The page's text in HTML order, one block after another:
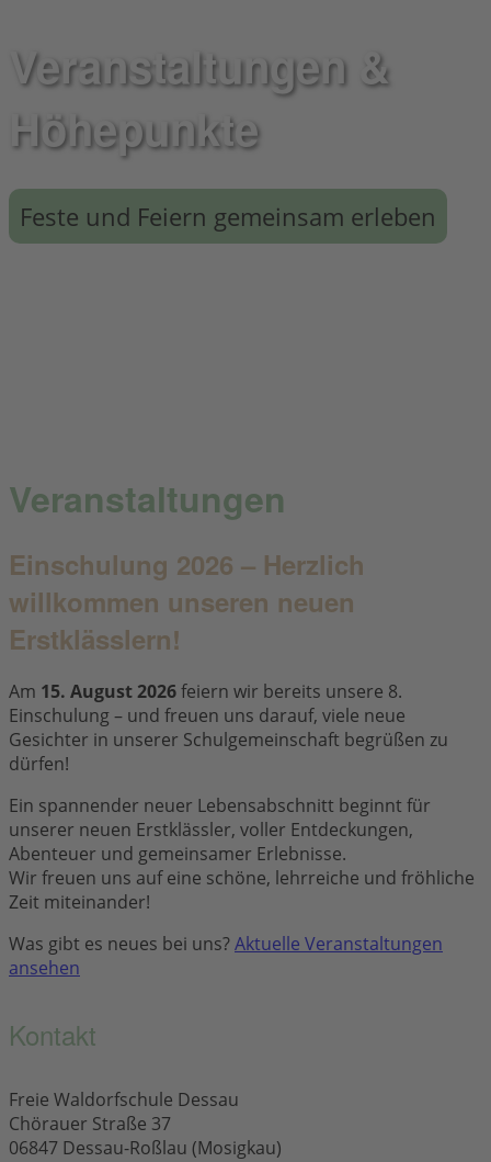
Veranstaltungen &
Höhepunkte
Feste und Feiern gemeinsam erleben
Veranstaltungen
Einschulung 2026 – Herzlich
willkommen unseren neuen
Erstklässlern!
Am 15. August 2026feiern wir bereits unsere 8.
Einschulung – und freuen uns darauf, viele neue
Gesichter in unserer Schulgemeinschaft begrüßen zu
dürfen!
Ein spannender neuer Lebensabschnitt beginnt für
unserer neuen Erstklässler, voller Entdeckungen,
Abenteuer und gemeinsamer Erlebnisse.
Wir freuen uns auf eine schöne, lehrreiche und fröhliche
Zeit miteinander!
Was gibt es neues bei uns?Aktuelle Veranstaltungen
ansehen
Kontakt
Freie Waldorfschule Dessau
Chörauer Straße 37
06847 Dessau-Roßlau (Mosigkau)